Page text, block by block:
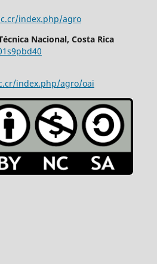
index.php/agro
Nacional, Costa Rica
index.php/agro/oai